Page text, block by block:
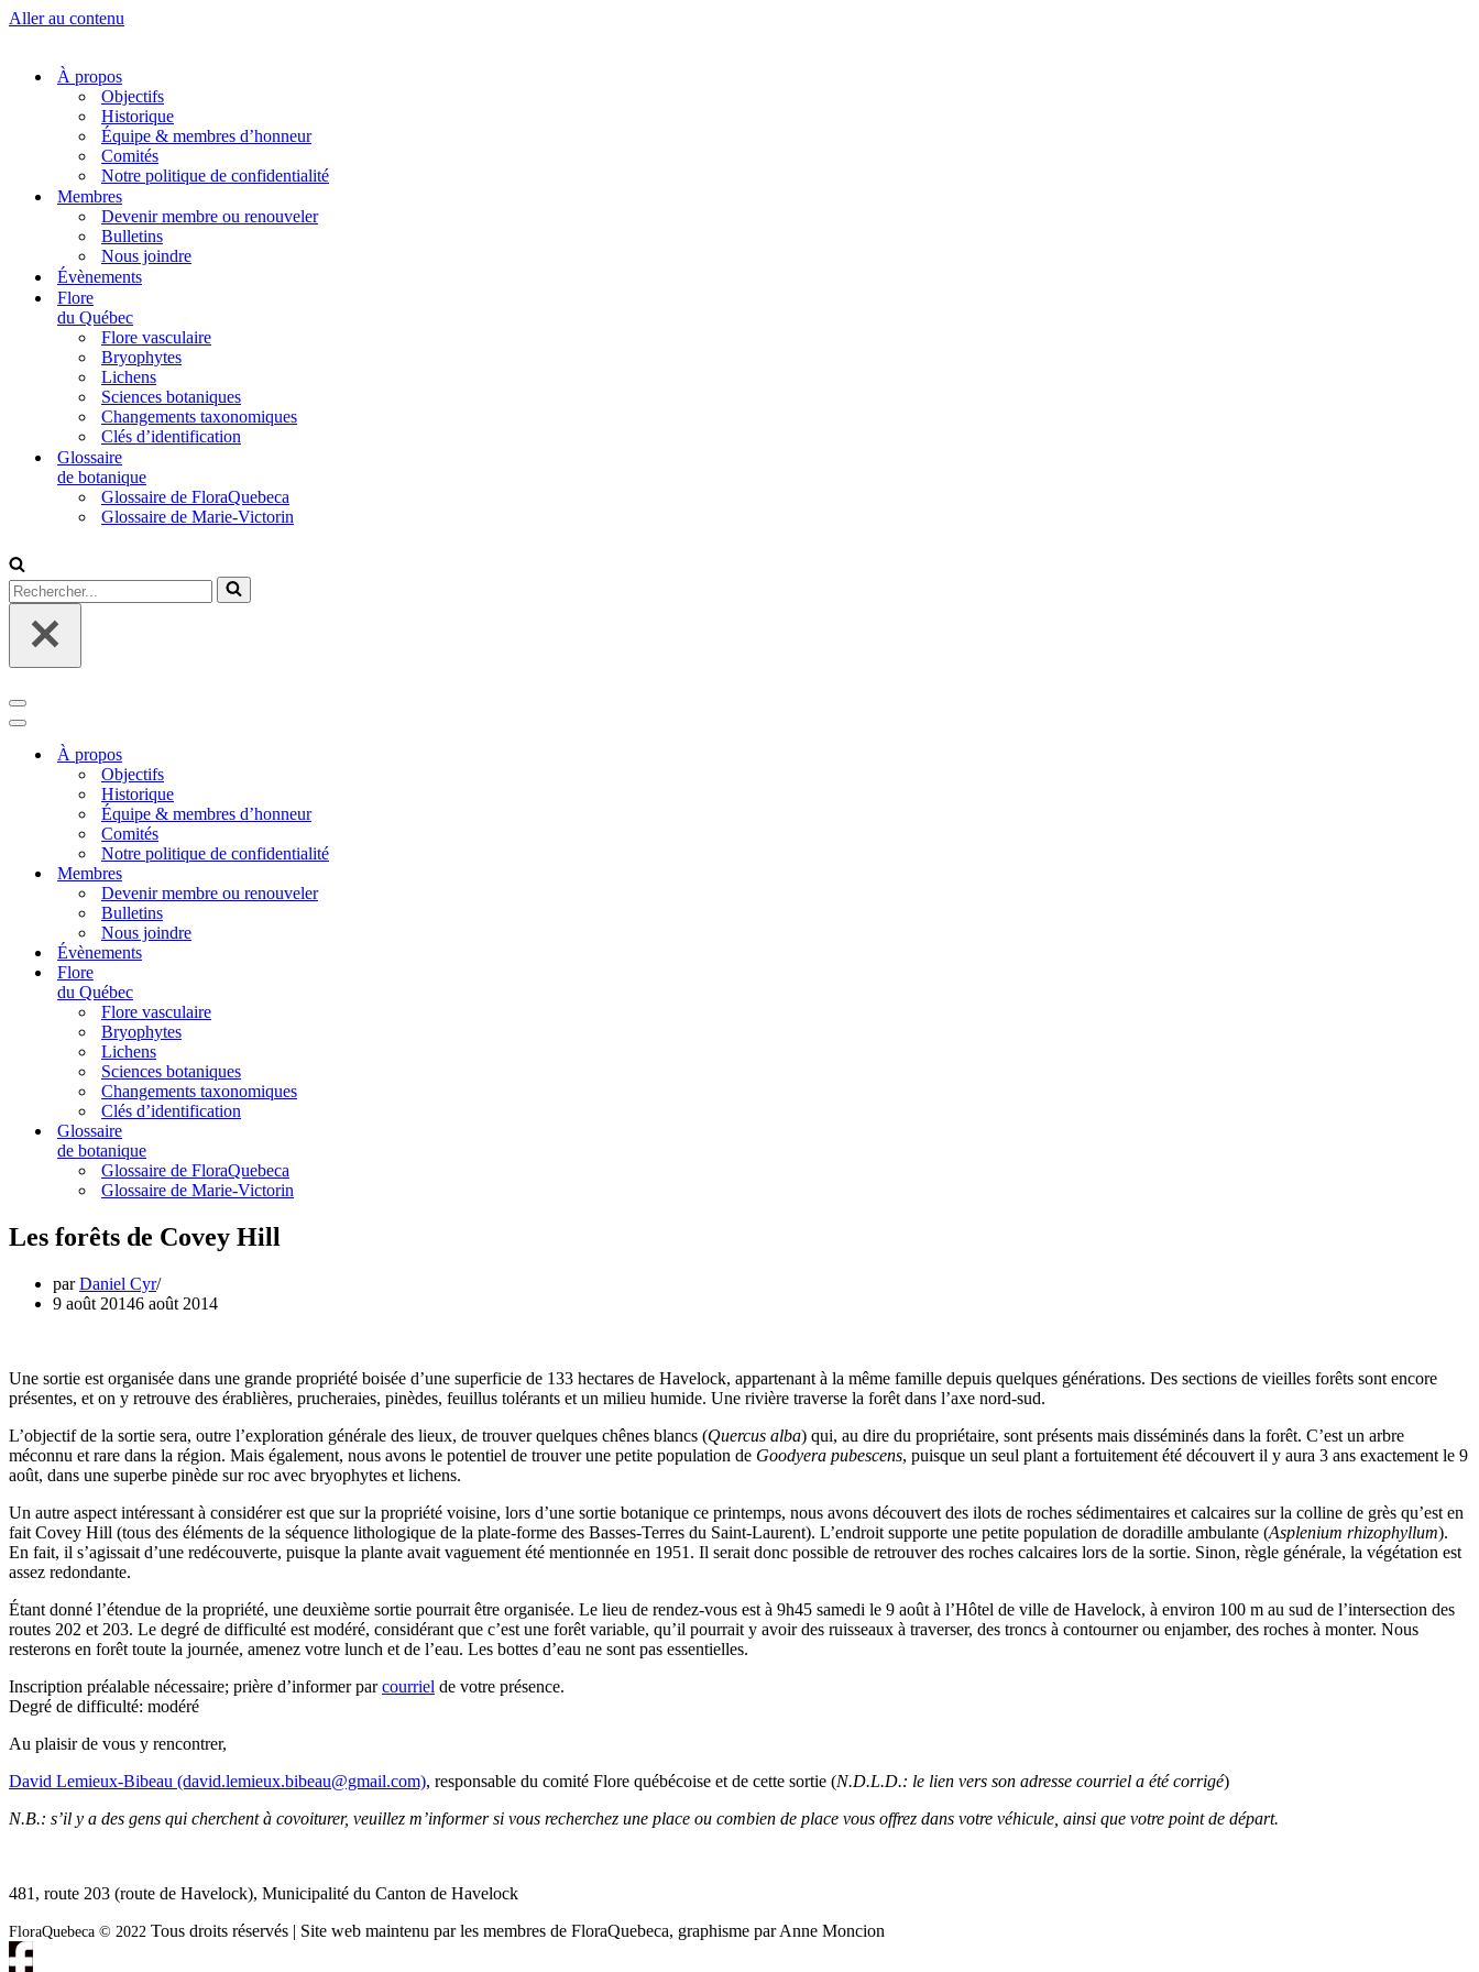
Aller au contenu
À propos
Objectifs
Historique
Équipe & membres d’honneur
Comités
Notre politique de confidentialité
Membres
Devenir membre ou renouveler
Bulletins
Nous joindre
Évènements
Flore
du Québec
Flore vasculaire
Bryophytes
Lichens
Sciences botaniques
Changements taxonomiques
Clés d’identification
Glossaire
de botanique
Glossaire de FloraQuebeca
Glossaire de Marie-Victorin
Rechercher...
Menu
de
navigation
Menu
navigationÀ propos
Objectifs
Historique
Équipe & membres d’honneur
Comités
Notre politique de confidentialité
Membres
Devenir membre ou renouveler
Bulletins
Nous joindre
Évènements
Flore
du Québec
Flore vasculaire
Bryophytes
Lichens
Sciences botaniques
Changements taxonomiques
Clés d’identification
Glossaire
de botanique
Glossaire de FloraQuebeca
Glossaire de Marie-Victorin
Les forêts de Covey Hill
parDaniel Cyr
9 août 20146 août 2014
Une sortie est organisée dans une grande propriété boisée d’une superficie de 133 hectares de Havelock, appartenant à la même famille depuis quelques générations. Des sections de vieilles forêts sont encore
présentes, et on y retrouve des érablières, prucheraies, pinèdes, feuillus tolérants et un milieu humide. Une rivière traverse la forêt dans l’axe nord-sud.
L’objectif de la sortie sera, outre l’exploration générale des lieux, de trouver quelques chênes blancs (Quercus alba) qui, au dire du propriétaire, sont présents mais disséminés dans la forêt. C’est un arbre
méconnu et rare dans la région. Mais également, nous avons le potentiel de trouver une petite population de Goodyera pubescens, puisque un seul plant a fortuitement été découvert il y aura 3 ans exactement le 9
août, dans une superbe pinède sur roc avec bryophytes et lichens.
Un autre aspect intéressant à considérer est que sur la propriété voisine, lors d’une sortie botanique ce printemps, nous avons découvert des ilots de roches sédimentaires et calcaires sur la colline de grès qu’est en
fait Covey Hill (tous des éléments de la séquence lithologique de la plate-forme des Basses-Terres du Saint-Laurent). L’endroit supporte une petite population de doradille ambulante (Asplenium rhizophyllum).
En fait, il s’agissait d’une redécouverte, puisque la plante avait vaguement été mentionnée en 1951. Il serait donc possible de retrouver des roches calcaires lors de la sortie. Sinon, règle générale, la végétation est
assez redondante.
Étant donné l’étendue de la propriété, une deuxième sortie pourrait être organisée. Le lieu de rendez-vous est à 9h45 samedi le 9 août à l’Hôtel de ville de Havelock, à environ 100 m au sud de l’intersection des
routes 202 et 203. Le degré de difficulté est modéré, considérant que c’est une forêt variable, qu’il pourrait y avoir des ruisseaux à traverser, des troncs à contourner ou enjamber, des roches à monter. Nous
resterons en forêt toute la journée, amenez votre lunch et de l’eau. Les bottes d’eau ne sont pas essentielles.
Inscription préalable nécessaire; prière d’informer parcourriel de votre présence.
Degré de difficulté: modéré
Au plaisir de vous y rencontrer,
David Lemieux-Bibeau (david.lemieux.bibeau@gmail.com), responsable du comité Flore québécoise et de cette sortie (N.D.L.D.: le lien vers son adresse courriel a été corrigé)
N.B.: s’il y a des gens qui cherchent à covoiturer, veuillez m’informer si vous recherchez une place ou combien de place vous offrez dans votre véhicule, ainsi que votre point de départ.
481, route 203 (route de Havelock), Municipalité du Canton de Havelock
FloraQuebeca © 2022 Tous droits réservés | Site web maintenu par les membres de FloraQuebeca, graphisme par Anne Moncion